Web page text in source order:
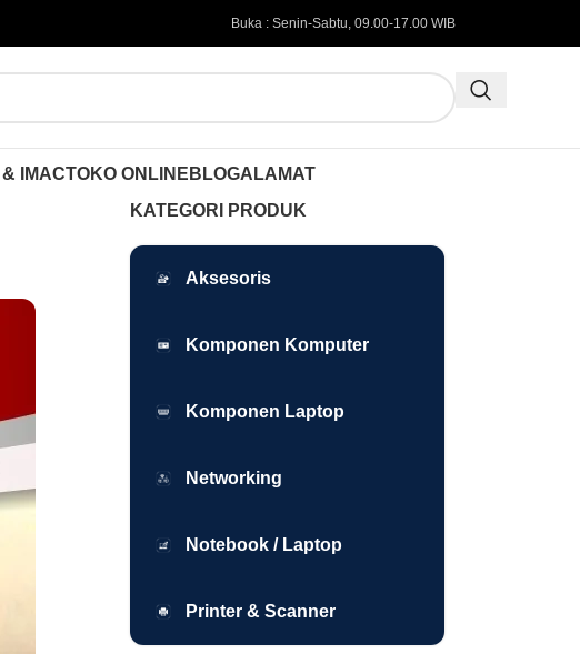
Buka : Senin-Sabtu, 09.00-17.00 WIB
IMACTOKO ONLINE BLOGALAMAT
KATEGORI PRODUK
Aksesoris
Komponen Komputer
Komponen Laptop
Networking
Notebook / Laptop
Printer & Scanner